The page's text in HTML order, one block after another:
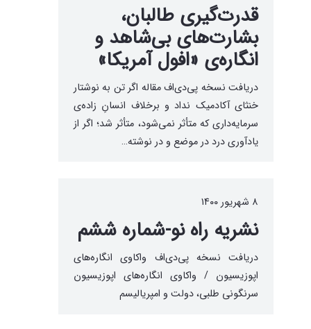
قدرت‌گیری طالبان،
بشارت‌های بی‌شاهد و
انگاره‌ی «افول آمریکا»
دریافت نسخه پی‌دی‌اف مقاله اگر تن به نوشتار
خنثای آکادمیک نداد و برخلاف انسانِ زاده‌ی
سرمایه‌داری که متأثر نمی‌شود، متأثر شد؛ اگر از
یادآوری درد در موضع و در نوشته…
۸ شهریور ۱۴۰۰
نشریه راه نو-شماره ششم
دریافت نسخه پی‌دی‌اف واکاوی انگاره‌های
اپوزیسیون / واکاوی انگاره‌های اپوزیسیون
سرنگونی طلبی، دولت و امپریالیسم